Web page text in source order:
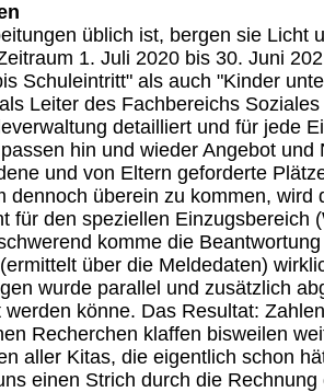
üblich ist, bergen sie Licht
1. Juli 2020 bis 30. Juni
Schuleintritt" als auch "Kinder
Leiter des Fachbereichs
detailliert und für jede
hin und wieder Angebot und
und von Eltern geforderte
dennoch überein zu kommen, wird
für den speziellen Einzugsbereich
komme die
über die Meldedaten)
wurde parallel und zusätzlich
werden könne. Das Resultat:
Recherchen klaffen bisweilen
aller Kitas, die eigentlich schon
einen Strich durch die